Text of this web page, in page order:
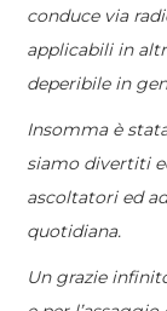
conduce via
applicabili in
deperibile in
Insomma è
siamo divertiti
ascoltatori ed
quotidiana.
Un grazie